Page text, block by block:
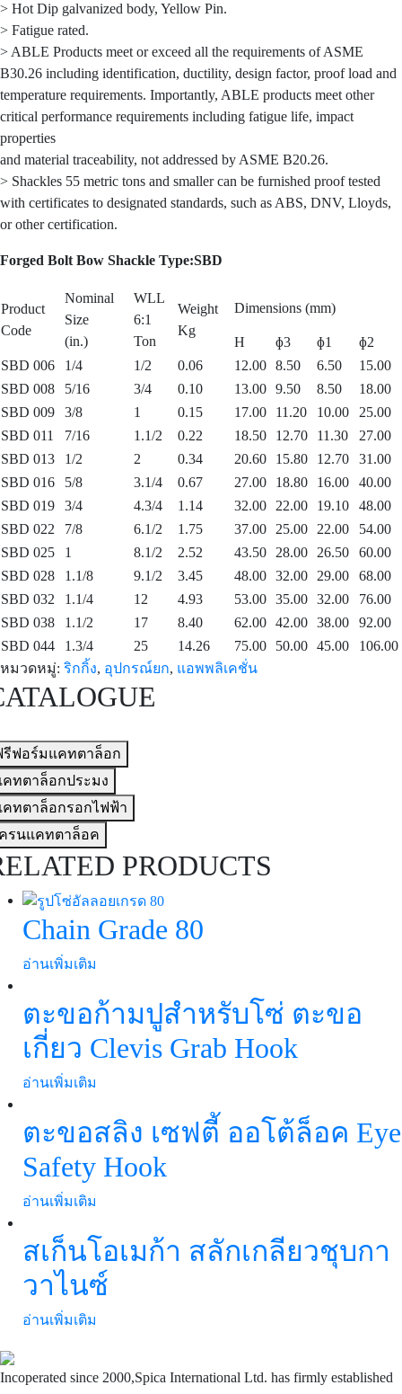
> Hot Dip galvanized body, Yellow Pin.
> Fatigue rated.
> ABLE Products meet or exceed all the requirements of ASME
B30.26 including identification, ductility, design factor, proof load and
temperature requirements. Importantly, ABLE products meet other
critical performance requirements including fatigue life, impact
properties
and material traceability, not addressed by ASME B20.26.
> Shackles 55 metric tons and smaller can be furnished proof tested
with certificates to designated standards, such as ABS, DNV, Lloyds,
or other certification.
Forged Bolt Bow Shackle Type:SBD
Product
Code
Nominal
Size
(in.)
WLL
6:1
Ton
Weight
Kg
Dimensions (mm)
H ɸ3 ɸ1
ɸ2
SBD 006
1/4 1/2 0.06 12.00 8.50 6.50
15.00
SBD 008
5/16 3/4 0.10 13.00 9.50 8.50
18.00
SBD 009
3/8 1 0.15 17.00 11.20 10.00
25.00
SBD 011
7/16 1.1/2 0.22 18.50 12.70 11.30
27.00
SBD 013
1/2 2 0.34 20.60 15.80 12.70
31.00
SBD 016
5/8 3.1/4 0.67 27.00 18.80 16.00
40.00
SBD 019
3/4 4.3/4 1.14 32.00 22.00 19.10
48.00
SBD 022
7/8 6.1/2 1.75 37.00 25.00 22.00
54.00
SBD 025
1 8.1/2 2.52 43.50 28.00 26.50
60.00
SBD 028
1.1/8 9.1/2 3.45 48.00 32.00 29.00
68.00
SBD 032
1.1/4 12 4.93 53.00 35.00 32.00
76.00
SBD 038
1.1/2 17 8.40 62.00 42.00 38.00
92.00
SBD 044
1.3/4 25 14.26 75.00 50.00 45.00
106.00
หมวดหมู่: ริกกิ้ง, อุปกรณ์ยก, แอพพลิเคชั่น
รีฟอร์มแคทตาล็อก
คทตาล็อกประมง
คทตาล็อกรอกไฟฟ้า
ครนแคทตาล็อค
PRODUCTS
Chain Grade 80
อ่านเพิ่มเติม
ตะขอก้ามปูสำหรับโซ่ ตะขอ
เกี่ยว Clevis Grab Hook
อ่านเพิ่มเติม
ตะขอสลิง เซฟตี้ ออโต้ล็อค Eye
Safety Hook
อ่านเพิ่มเติม
สเก็นโอเมก้า สลักเกลียวชุบกา
วาไนซ์
อ่านเพิ่มเติม
Incoperated since 2000,Spica International Ltd. has firmly established